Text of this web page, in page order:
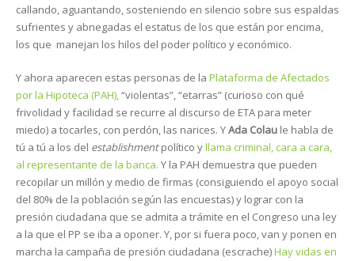
callando, aguantando, sosteniendo en silencio sobre sus espaldas
sufrientes y abnegadas el estatus de los que están por encima,
los que manejan los hilos del poder político y económico.
Y ahora aparecen estas personas de la Plataforma de Afectados
por la Hipoteca (PAH),“violentas”, “etarras” (curioso con qué
frivolidad y facilidad se recurre al discurso de ETA para meter
miedo) a tocarles, con perdón, las narices. YAda Colau le habla de
tú a tú a los del establishmentpolítico yllama criminal, cara a cara,
al representante de la banca. Y la PAH demuestra que pueden
recopilar un millón y medio de firmas (consiguiendo el apoyo social
del 80% de la población según las encuestas) y lograr con la
presión ciudadana que se admita a trámite en el Congreso una ley
a la que el PP se iba a oponer. Y, por si fuera poco, van y ponen en
marcha la campaña de presión ciudadana (escrache)Hay vidas en